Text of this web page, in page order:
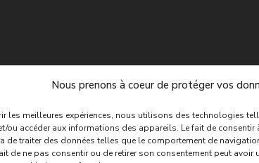
Nous prenons à coeur de protéger vos
les meilleures expériences, nous utilisons des technologies
ou accéder aux informations des appareils. Le fait de
de traiter des données telles que le comportement de
de ne pas consentir ou de retirer son consentement peut avoir